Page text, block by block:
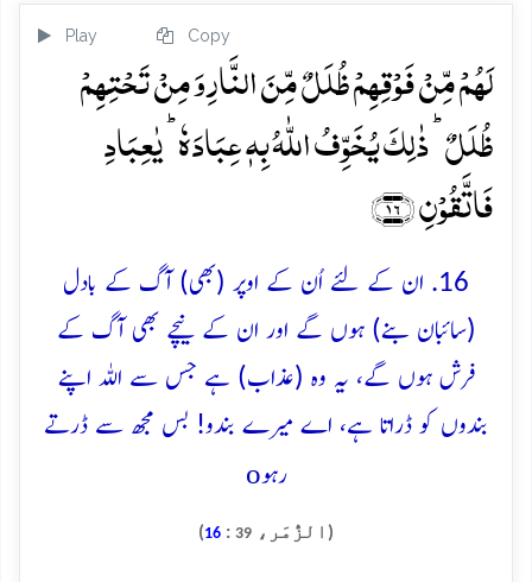
Play Copy
لَہُمۡ مِّنۡ فَوۡقِہِمۡ ظُلَلٌ مِّنَ النَّارِ وَ مِنۡ تَحۡتِہِمۡ
ظُلَلٌ ؕ ذٰلِکَ یُخَوِّفُ اللّٰہُ بِہٖ عِبَادَہٗ ؕ یٰعِبَادِ
فَاتَّقُوۡنِ ﴿۱۶﴾
16. ان کے لئے اُن کے اوپر (بھی) آگ کے بادل
(سائبان بنے) ہوں گے اور ان کے نیچے بھی آگ کے
فرش ہوں گے، یہ وہ (عذاب) ہے جس سے اللہ اپنے
بندوں کو ڈراتا ہے، اے میرے بندو! بس مجھ سے ڈرتے
رہوo
(الزُّمَر، 39
:
16
)